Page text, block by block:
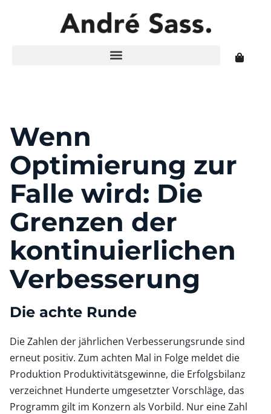
Wenn
Optimierung zur
Falle wird: Die
Grenzen der
kontinuierlichen
Verbesserung
Die achte Runde
Die Zahlen der jährlichen Verbesserungsrunde sind
erneut positiv. Zum achten Mal in Folge meldet die
Produktion Produktivitätsgewinne, die Erfolgsbilanz
verzeichnet Hunderte umgesetzter Vorschläge, das
Programm gilt im Konzern als Vorbild. Nur eine Zahl